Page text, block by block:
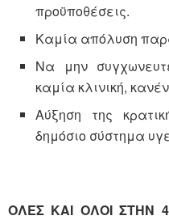
προϋποθέσεις.
Καμία απόλυση
Να μην
καμία κλινική,
Αύξηση της
δημόσιο σύστημα
ΟΛΕΣ ΚΑΙ ΟΛΟΙ ΣΤΗΝ